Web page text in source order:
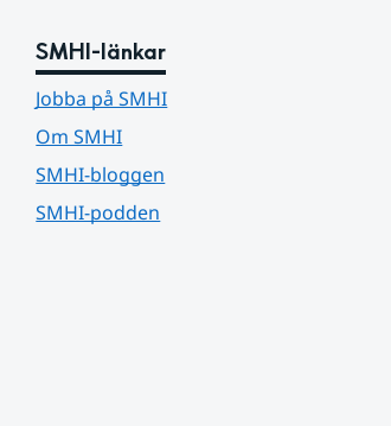
SMHI-länkar
Jobba på SMHI
Om SMHI
SMHI-bloggen
SMHI-podden